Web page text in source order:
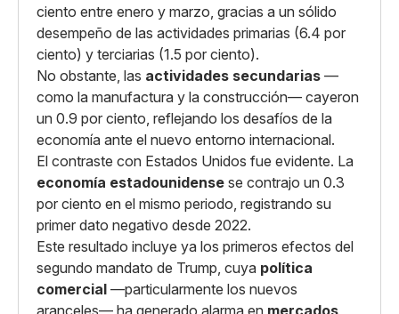
ciento entre enero y marzo, gracias a un sólido
desempeño de las actividades primarias (6.4 por
ciento) y terciarias (1.5 por ciento).
No obstante, las actividades secundarias —
como la manufactura y la construcción— cayeron
un 0.9 por ciento, reflejando los desafíos de la
economía ante el nuevo entorno internacional.
El contraste con Estados Unidos fue evidente. La
economía estadounidense se contrajo un 0.3
por ciento en el mismo periodo, registrando su
primer dato negativo desde 2022.
Este resultado incluye ya los primeros efectos del
segundo mandato de Trump, cuya política
comercial —particularmente los nuevos
aranceles— ha generado alarma en mercados